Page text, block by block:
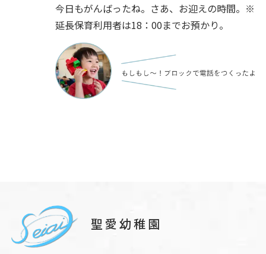
今日もがんばったね。さあ、お迎えの時間。※
延長保育利用者は18：00までお預かり。
聖愛幼稚園